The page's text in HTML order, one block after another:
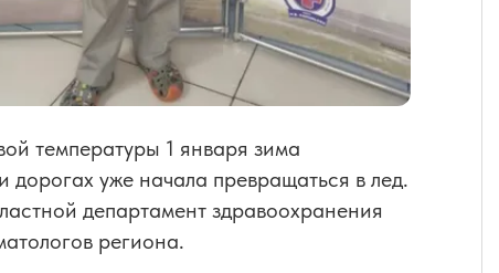
температуры 1 января зима
дорогах уже начала превращаться в лед.
департамент здравоохранения
региона.